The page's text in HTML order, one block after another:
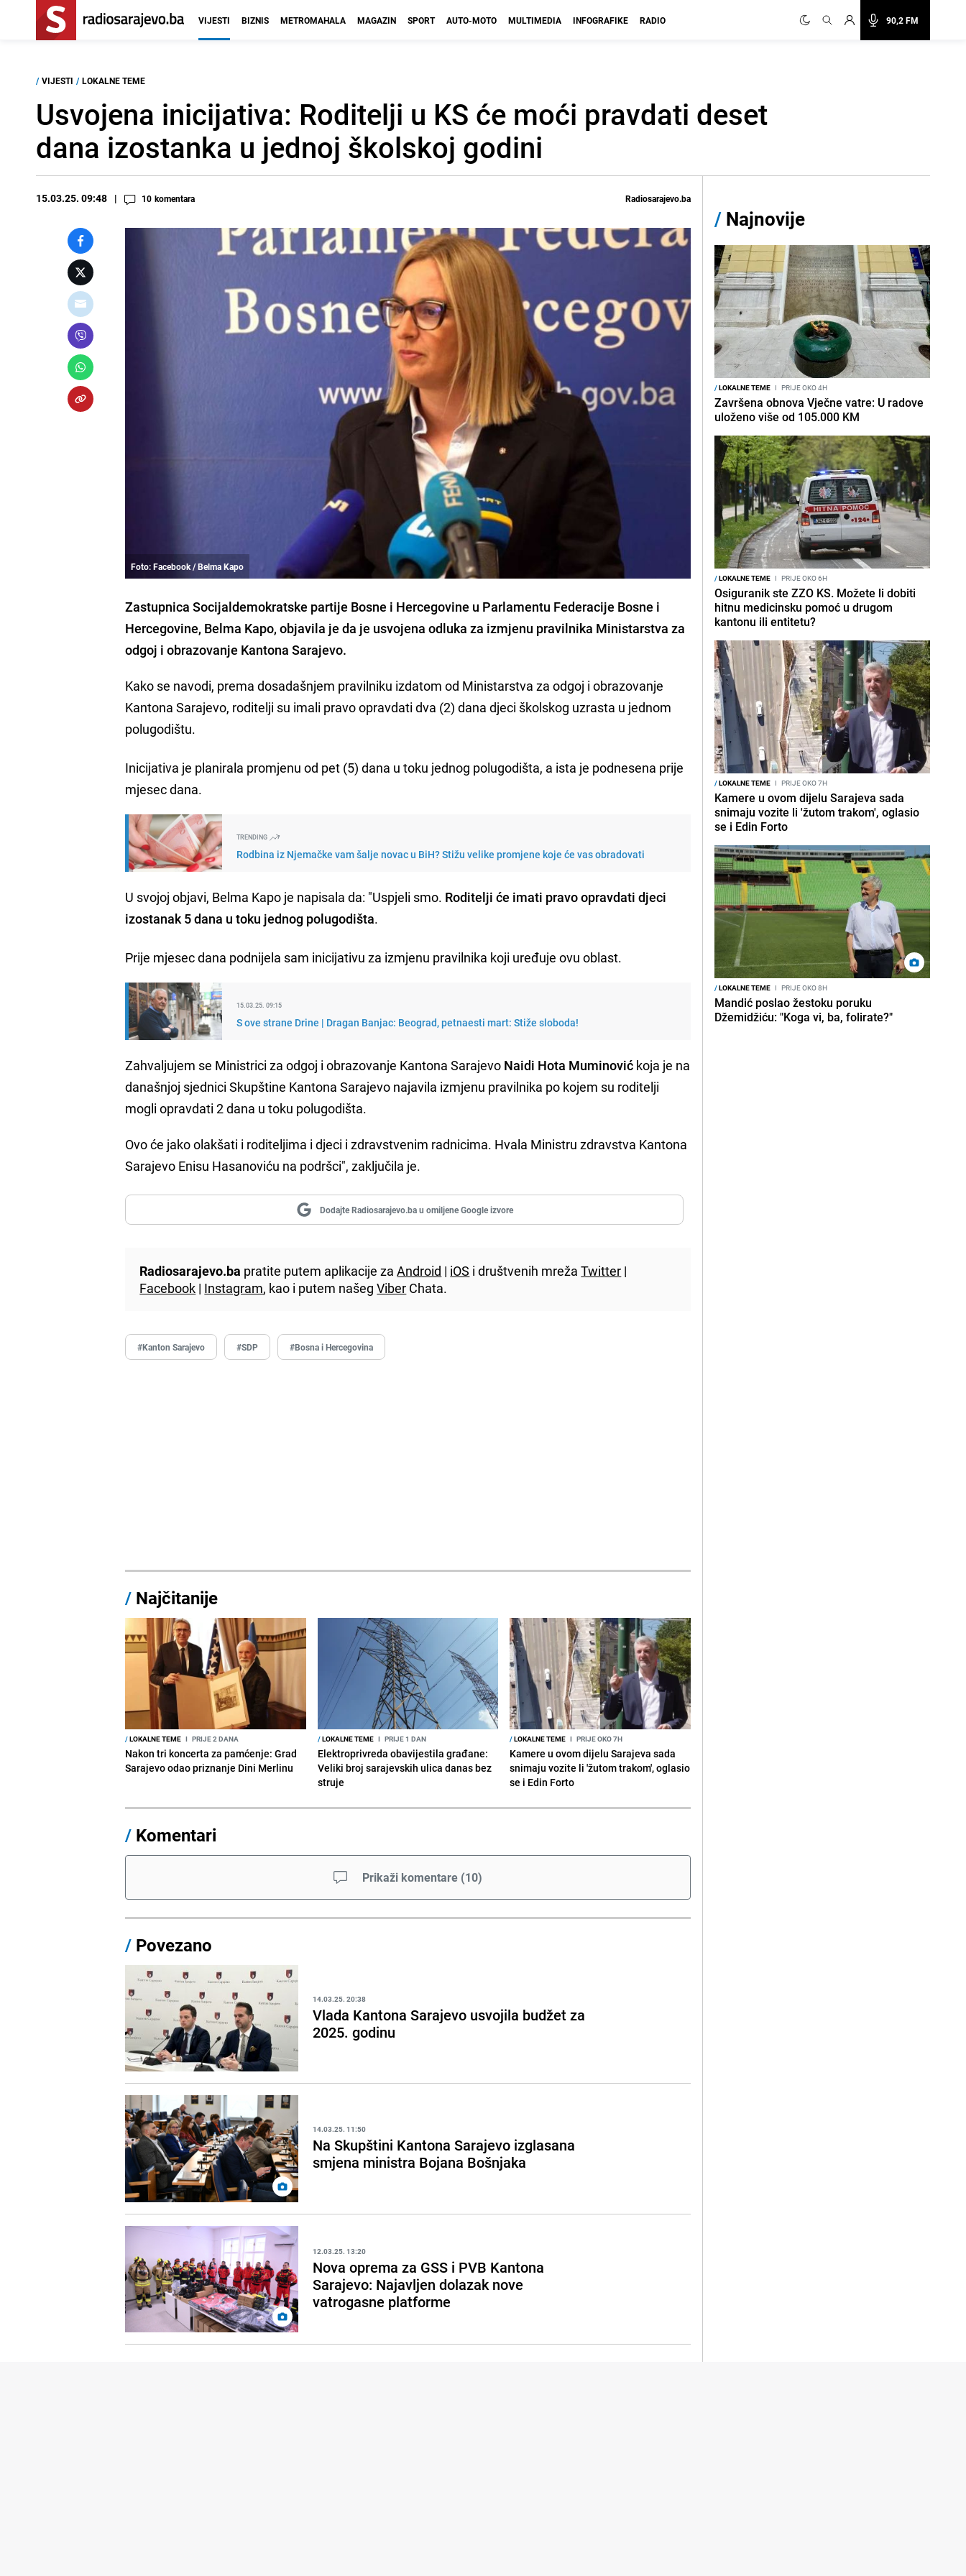
90,2 FM
VIJESTI BIZNIS METROMAHALA MAGAZIN SPORT AUTO-MOTO MULTIMEDIA INFOGRAFIKE RADIO
/ VIJESTI / LOKALNE TEME
Usvojena inicijativa: Roditelji u KS će moći pravdati deset
dana izostanka u jednoj školskoj godini
15.03.25. 09:48 10 komentara Radiosarajevo.ba
Foto: Facebook / Belma Kapo
Zastupnica Socijaldemokratske partije Bosne i Hercegovine u Parlamentu Federacije Bosne i
Hercegovine, Belma Kapo, objavila je da je usvojena odluka za izmjenu pravilnika Ministarstva za
odgoj i obrazovanje Kantona Sarajevo.
Kako se navodi, prema dosadašnjem pravilniku izdatom od Ministarstva za odgoj i obrazovanje
Kantona Sarajevo, roditelji su imali pravo opravdati dva (2) dana djeci školskog uzrasta u jednom
polugodištu.
Inicijativa je planirala promjenu od pet (5) dana u toku jednog polugodišta, a ista je podnesena prije
mjesec dana.
TRENDING
Rodbina iz Njemačke vam šalje novac u BiH? Stižu velike promjene koje će vas obradovati
U svojoj objavi, Belma Kapo je napisala da: "Uspjeli smo. Roditelji će imati pravo opravdati djeci
izostanak 5 dana u toku jednog polugodišta.
Prije mjesec dana podnijela sam inicijativu za izmjenu pravilnika koji uređuje ovu oblast.
15.03.25. 09:15
S ove strane Drine | Dragan Banjac: Beograd, petnaesti mart: Stiže sloboda!
Zahvaljujem se Ministrici za odgoj i obrazovanje Kantona Sarajevo Naidi Hota Muminović koja je na
današnjoj sjednici Skupštine Kantona Sarajevo najavila izmjenu pravilnika po kojem su roditelji
mogli opravdati 2 dana u toku polugodišta.
Ovo će jako olakšati i roditeljima i djeci i zdravstvenim radnicima. Hvala Ministru zdravstva Kantona
Sarajevo Enisu Hasanoviću na podršci", zaključila je.
Dodajte Radiosarajevo.ba u omiljene Google izvore
Radiosarajevo.ba pratite putem aplikacije zaAndroid | iOS i društvenih mrežaTwitter |
Facebook | Instagram, kao i putem našegViber Chata.
#Kanton Sarajevo #SDP #Bosna i Hercegovina
/ Najčitanije
/LOKALNE TEME I PRIJE 2 DANA
Nakon tri koncerta za pamćenje: Grad
Sarajevo odao priznanje Dini Merlinu
/LOKALNE TEME I PRIJE 1 DAN
Elektroprivreda obavijestila građane:
Veliki broj sarajevskih ulica danas bez
struje
/LOKALNE TEME I PRIJE OKO 7H
Kamere u ovom dijelu Sarajeva sada
snimaju vozite li 'žutom trakom', oglasio
se i Edin Forto
/ Komentari
Prikaži komentare (10)
/ Povezano
14.03.25. 20:38
Vlada Kantona Sarajevo usvojila budžet za
2025. godinu
14.03.25. 11:50
Na Skupštini Kantona Sarajevo izglasana
smjena ministra Bojana Bošnjaka
12.03.25. 13:20
Nova oprema za GSS i PVB Kantona
Sarajevo: Najavljen dolazak nove
vatrogasne platforme
/ Najnovije
/LOKALNE TEME I PRIJE OKO 4H
Završena obnova Vječne vatre: U radove
uloženo više od 105.000 KM
/LOKALNE TEME I PRIJE OKO 6H
Osiguranik ste ZZO KS. Možete li dobiti
hitnu medicinsku pomoć u drugom
kantonu ili entitetu?
/LOKALNE TEME I PRIJE OKO 7H
Kamere u ovom dijelu Sarajeva sada
snimaju vozite li 'žutom trakom', oglasio
se i Edin Forto
/LOKALNE TEME I PRIJE OKO 8H
Mandić poslao žestoku poruku
Džemidžiću: "Koga vi, ba, folirate?"